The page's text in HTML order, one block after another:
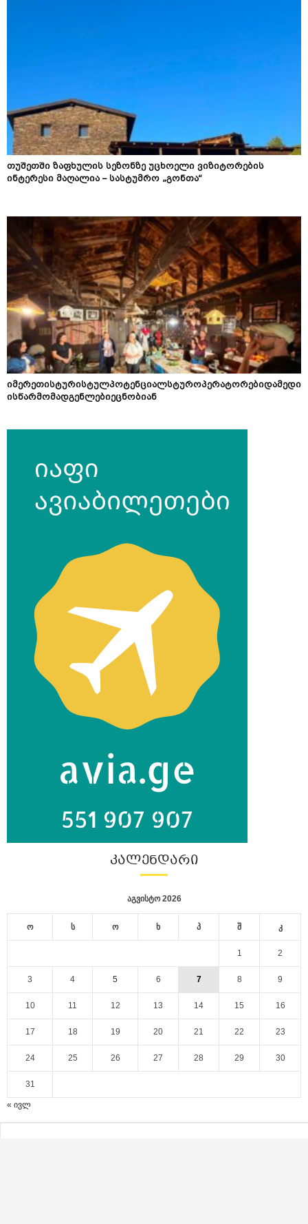
თუშეთში ზაფხულის სეზონზე უცხოელი ვიზიტორების
ინტერესი მაღალია – სასტუმრო „გონთა“
იმერეთისტურისტულპოტენციალსტუროპერატორებიდამედი
ისწარმომადგენლებიეცნობიან
ᲙᲐᲚᲔᲜᲓᲐᲠᲘ
აგვისტო 2026
ო ს ო ხ პ შ კ
1 2
3 4 5 6 7 8 9
10 11 12 13 14 15 16
17 18 19 20 21 22 23
24 25 26 27 28 29 30
31
« ივლ